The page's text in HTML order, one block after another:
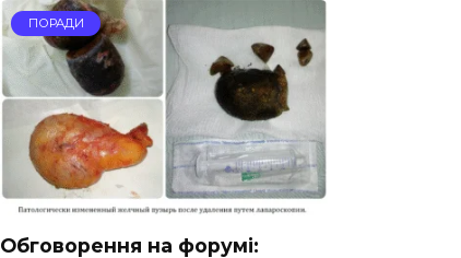
ПОРАДИ
Обговорення на форумі: